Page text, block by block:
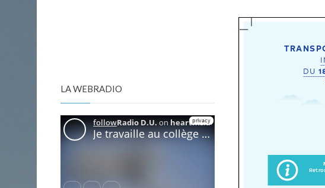
LA WEBRADIO